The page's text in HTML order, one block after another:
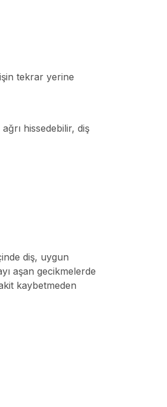
tekrar yerine
hissedebilir, diş
diş, uygun
aşan gecikmelerde
kaybetmeden